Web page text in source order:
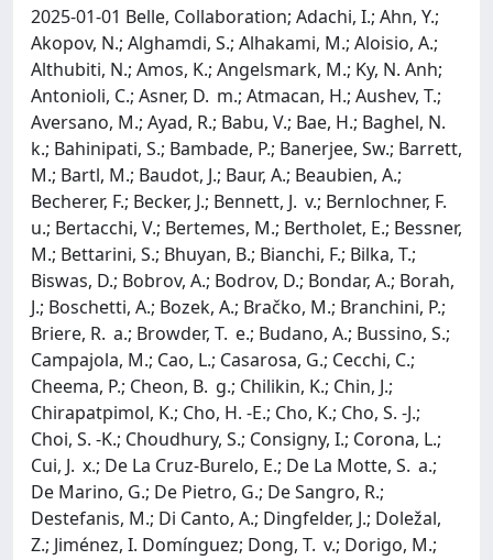
2025-01-01 Belle, Collaboration; Adachi, I.; Ahn, Y.;
Akopov, N.; Alghamdi, S.; Alhakami, M.; Aloisio, A.;
Althubiti, N.; Amos, K.; Angelsmark, M.; Ky, N. Anh;
Antonioli, C.; Asner, D. m.; Atmacan, H.; Aushev, T.;
Aversano, M.; Ayad, R.; Babu, V.; Bae, H.; Baghel, N.
k.; Bahinipati, S.; Bambade, P.; Banerjee, Sw.; Barrett,
M.; Bartl, M.; Baudot, J.; Baur, A.; Beaubien, A.;
Becherer, F.; Becker, J.; Bennett, J. v.; Bernlochner, F.
u.; Bertacchi, V.; Bertemes, M.; Bertholet, E.; Bessner,
M.; Bettarini, S.; Bhuyan, B.; Bianchi, F.; Bilka, T.;
Biswas, D.; Bobrov, A.; Bodrov, D.; Bondar, A.; Borah,
J.; Boschetti, A.; Bozek, A.; Bračko, M.; Branchini, P.;
Briere, R. a.; Browder, T. e.; Budano, A.; Bussino, S.;
Campajola, M.; Cao, L.; Casarosa, G.; Cecchi, C.;
Cheema, P.; Cheon, B. g.; Chilikin, K.; Chin, J.;
Chirapatpimol, K.; Cho, H. -E.; Cho, K.; Cho, S. -J.;
Choi, S. -K.; Choudhury, S.; Consigny, I.; Corona, L.;
Cui, J. x.; De La Cruz-Burelo, E.; De La Motte, S. a.;
De Marino, G.; De Pietro, G.; De Sangro, R.;
Destefanis, M.; Di Canto, A.; Dingfelder, J.; Doležal,
Z.; Jiménez, I. Domínguez; Dong, T. v.; Dorigo, M.;